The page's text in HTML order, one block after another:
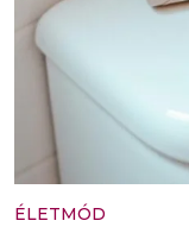
ÉLETMÓD